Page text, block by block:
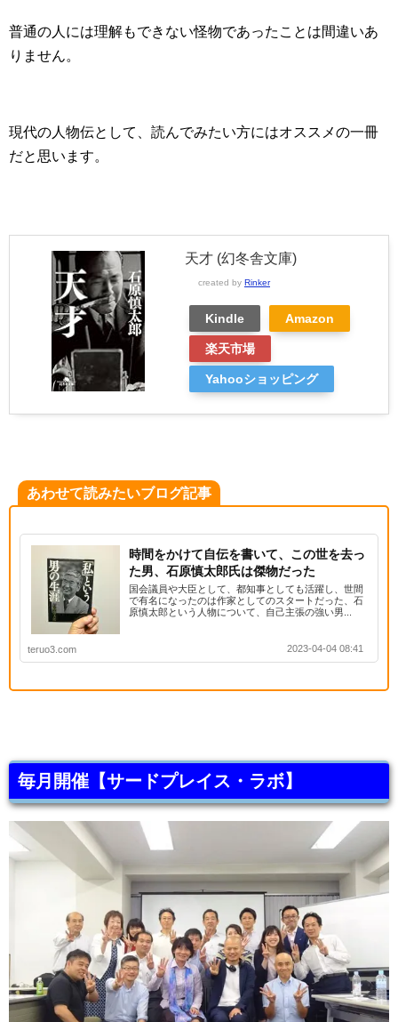
普通の人には理解もできない怪物であったことは間違いあ
りません。
現代の人物伝として、読んでみたい方にはオススメの一冊
だと思います。
天才 (幻冬舎文庫)
created by Rinker
Kindle Amazon
楽天市場
Yahooショッピング
あわせて読みたいブログ記事
時間をかけて自伝を書いて、この世を去っ
た男、石原慎太郎氏は傑物だった
国会議員や大臣として、都知事としても活躍し、世間
で有名になったのは作家としてのスタートだった、石
原慎太郎という人物について、自己主張の強い男...
teruo3.com 2023-04-04 08:41
毎月開催【サードプレイス・ラボ】